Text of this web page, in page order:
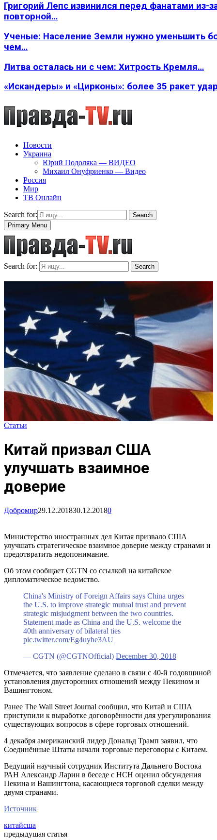
Григорий Лепс извинился перед фанатами из-
повторной…
Ученые: Население Земли нужно уменьшить
чем…
Литва осталась ни с чем: Хитрость Кремля…
«Искандеры» и «Цирконы»: более 35 ракет
Новости
Украина
Юрий Подоляка — ВИДЕО
Михаил Онуфриенко — Видео
Россия
Мир
ТВ Онлайн
Search for:
Search
Primary Menu
Search for: Search
Статьи
Китай призвал США
улучшать взаимное
доверие
Добромир29.12.201830.12.20180
Министерство иностранных дел Китая призвало США
улучшать стратегическое взаимное доверие между странами и
предотвратить недопонимание.
Об этом сообщает CGTN со ссылкой на китайское
дипломатическое ведомство.
China's Ministry of Foreign Affairs says China urges
the U.S. to improve strategic mutual trust and prevent
strategic misjudgment between the two countries.
Statement made as China and the U.S. welcome the
40th anniversary of bilateral ties
pic.twitter.com/Eg4uyhe3AU
— CGTN (@CGTNOfficial) December 30, 2018
Отмечается, что заявление сделано в связи с 40-й годовщиной
установления двусторонних отношений между Пекином и
Вашингтоном.
Ранее The Wall Street Journal сообщил, что Китай и США
приступили к выработке договорённости для урегулирования
существующих вопросов в сфере торговых отношений.
4 декабря американский лидер Дональд Трамп заявил, что
Соединённые Штаты начали торговые переговоры с Китаем.
Ведущий научный сотрудник Института Дальнего Востока
РАН Александр Ларин в беседе с НСН оценил обсуждения
Пекина и Вашингтона, касающиеся торговой сделки между
двумя странами.
Источник
китайсша
предыдущая статья